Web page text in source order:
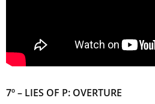
7º – LIES OF P: OVERTURE